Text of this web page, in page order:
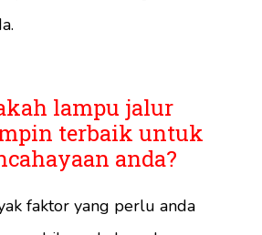
lampu jalur
terbaik untuk
anda?
faktor yang perlu anda